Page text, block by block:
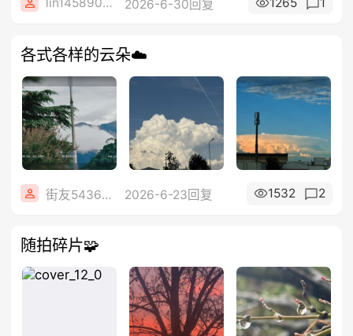
2026-6-30回复
各式各样的云朵☁️
街友54369822 2026-6-23回复 1532 2
随拍碎片🧩